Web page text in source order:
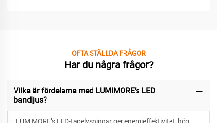
OFTA STÄLLDA FRÅGOR
Har du några frågor?
Vilka är fördelarna med LUMIMORE’s LED
bandljus?
LUMIMORE’s LED-tapelysningar ger energieffektivitet, hög